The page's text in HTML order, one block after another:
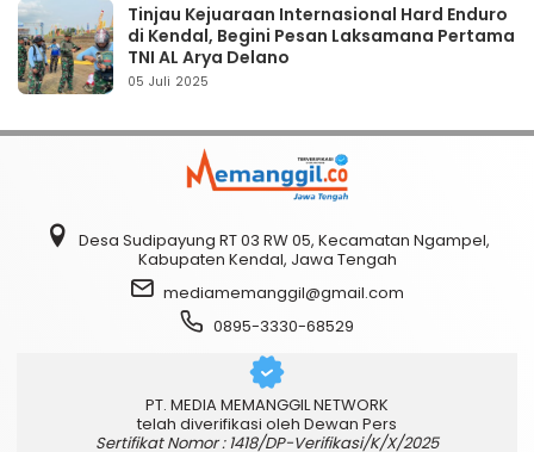
Tinjau Kejuaraan Internasional Hard Enduro
di Kendal, Begini Pesan Laksamana Pertama
TNI AL Arya Delano
05 Juli 2025
Desa Sudipayung RT 03 RW 05, Kecamatan Ngampel,
Kabupaten Kendal, Jawa Tengah
mediamemanggil@gmail.com
0895-3330-68529
PT. MEDIA MEMANGGIL NETWORK
telah diverifikasi oleh Dewan Pers
Sertifikat Nomor : 1418/DP-Verifikasi/K/X/2025